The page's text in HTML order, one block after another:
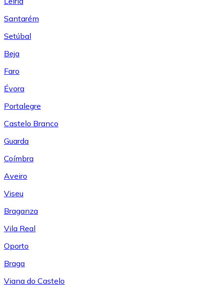
Santarém
Setúbal
Beja
Faro
Évora
Portalegre
Castelo Branco
Guarda
Coímbra
Aveiro
Viseu
Braganza
Vila Real
Oporto
Braga
Viana do Castelo